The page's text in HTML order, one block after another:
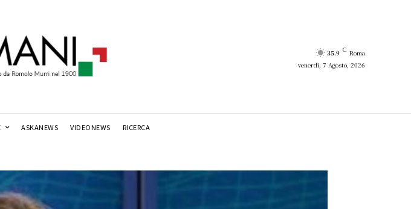
35.9 C Roma
venerdì, 7 Agosto, 2026
ASKANEWS VIDEONEWS RICERCA